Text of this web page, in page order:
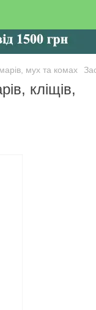
мух та комах
кліщів,